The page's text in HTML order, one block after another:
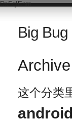
DsFqIEnm
Big Bug
这个分类